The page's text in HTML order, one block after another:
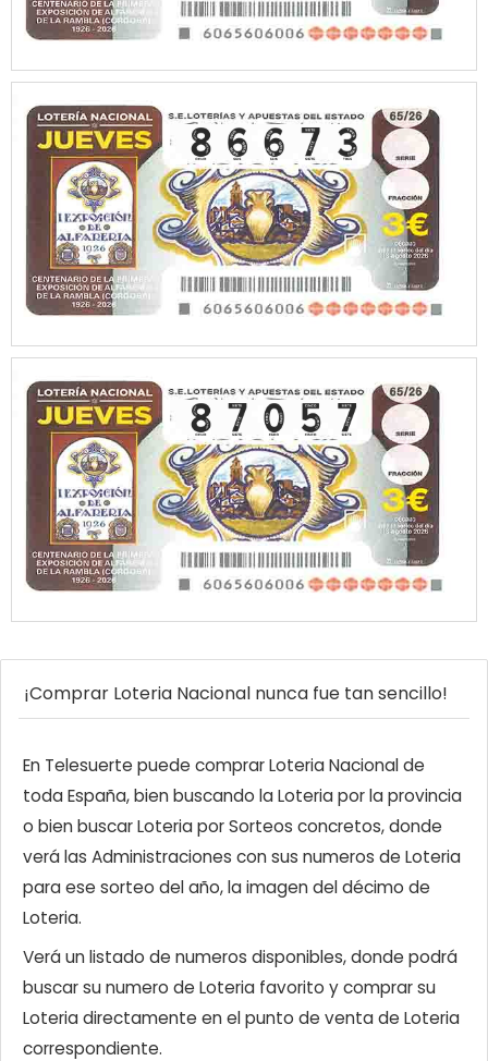
¡Comprar Loteria Nacional nunca fue tan sencillo!
En Telesuerte puede comprar Loteria Nacional de
toda España, bien buscando la Loteria por la provincia
o bien buscar Loteria por Sorteos concretos, donde
verá las Administraciones con sus numeros de Loteria
para ese sorteo del año, la imagen del décimo de
Loteria.
Verá un listado de numeros disponibles, donde podrá
buscar su numero de Loteria favorito y comprar su
Loteria directamente en el punto de venta de Loteria
correspondiente.